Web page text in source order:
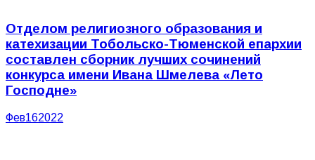
Отделом религиозного образования и
катехизации Тобольско-Тюменской епархии
составлен сборник лучших сочинений
конкурса имени Ивана Шмелева «Лето
Господне»
Фев162022